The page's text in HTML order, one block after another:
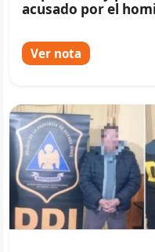
acusado por el
Ver nota